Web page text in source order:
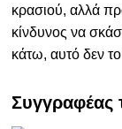
κρασιού, αλλά
κίνδυνος να
κάτω, αυτό δεν το
Συγγραφέας